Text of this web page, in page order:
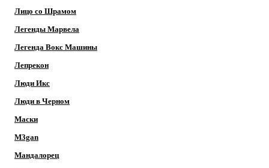
Лицо со Шрамом
Легенды Марвела
Легенда Вокс Машины
Лепрекон
Люди Икс
Люди в Черном
Маски
M3gan
Мандалорец